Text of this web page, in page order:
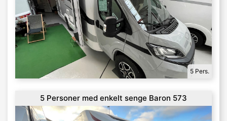
5 Pers.
5 Personer med enkelt senge Baron 573